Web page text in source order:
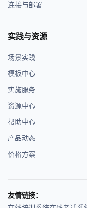
连接与部署
实践与资源
场景实践
模板中心
实施服务
资源中心
帮助中心
产品动态
价格方案
友情链接：